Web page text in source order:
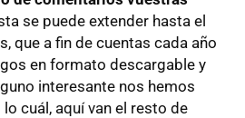
se puede extender hasta el
que a fin de cuentas cada año
en formato descargable y
interesante nos hemos
cuál, aquí van el resto de